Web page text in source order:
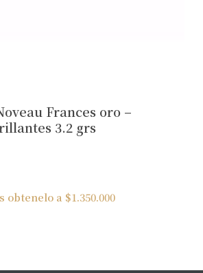
Frances oro –
3.2 grs
obtenelo a $1.350.000